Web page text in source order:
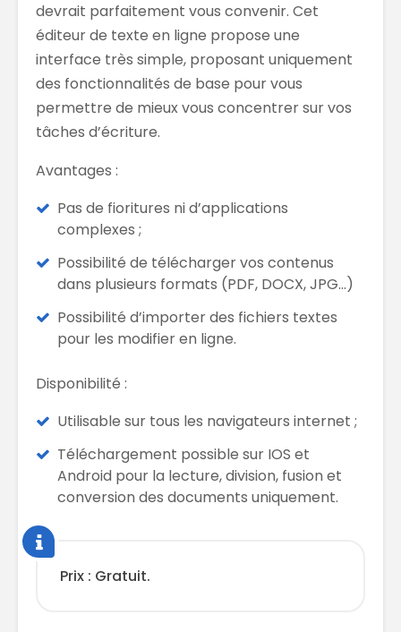
devrait parfaitement vous convenir. Cet
éditeur de texte en ligne propose une
interface très simple, proposant uniquement
des fonctionnalités de base pour vous
permettre de mieux vous concentrer sur vos
tâches d’écriture.
Avantages :
Pas de fioritures ni d’applications
complexes ;
Possibilité de télécharger vos contenus
dans plusieurs formats (PDF, DOCX, JPG…)
Possibilité d’importer des fichiers textes
pour les modifier en ligne.
Disponibilité :
Utilisable sur tous les navigateurs internet ;
Téléchargement possible sur IOS et
Android pour la lecture, division, fusion et
conversion des documents uniquement.
Prix : Gratuit.